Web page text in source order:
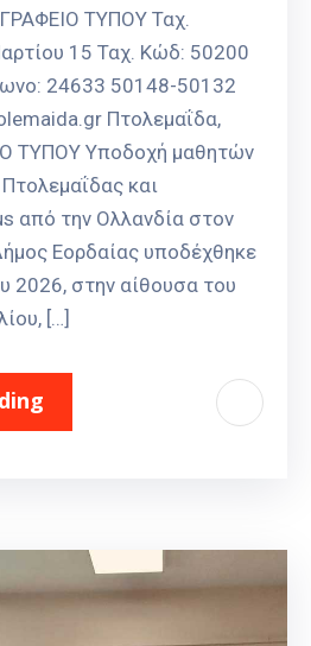
ΤΥΠΟΥ Ταχ.
15 Ταχ. Κώδ: 50200
24633 50148-50132
Πτολεμαΐδα,
ΤΥΠΟΥ Υποδοχή μαθητών
και
από την Ολλανδία στον
Εορδαίας υποδέχθηκε
2026, στην αίθουσα του
[…]